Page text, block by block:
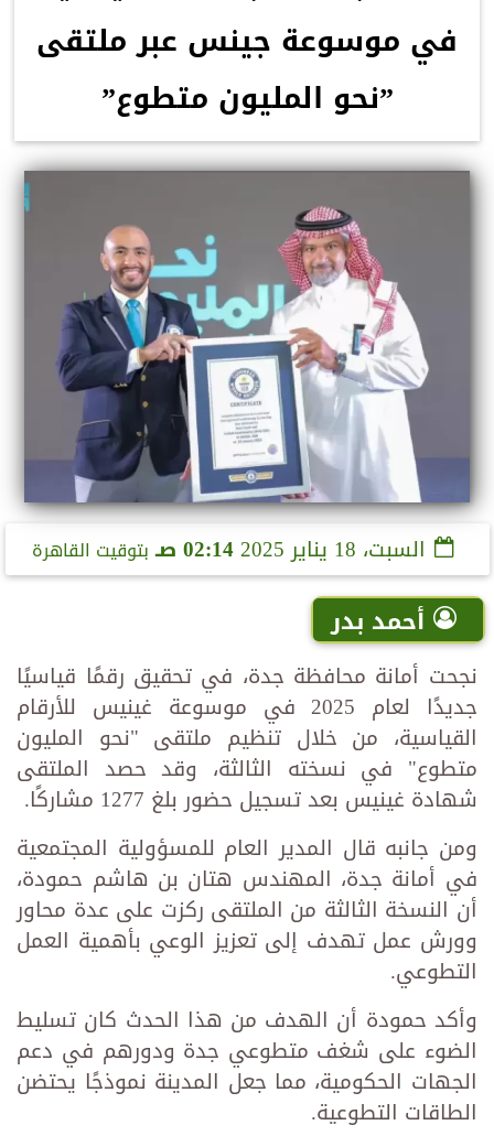
في موسوعة جينس عبر ملتقى
”نحو المليون متطوع”
السبت، 18 يناير 2025 02:14 صـ بتوقيت القاهرة
أحمد بدر
نجحت أمانة محافظة جدة، في تحقيق رقمًا قياسيًا
جديدًا لعام 2025 في موسوعة غينيس للأرقام
القياسية، من خلال تنظيم ملتقى "نحو المليون
متطوع" في نسخته الثالثة، وقد حصد الملتقى
شهادة غينيس بعد تسجيل حضور بلغ 1277 مشاركًا.
ومن جانبه قال المدير العام للمسؤولية المجتمعية
في أمانة جدة، المهندس هتان بن هاشم حمودة،
أن النسخة الثالثة من الملتقى ركزت على عدة محاور
وورش عمل تهدف إلى تعزيز الوعي بأهمية العمل
التطوعي.
وأكد حمودة أن الهدف من هذا الحدث كان تسليط
الضوء على شغف متطوعي جدة ودورهم في دعم
الجهات الحكومية، مما جعل المدينة نموذجًا يحتضن
الطاقات التطوعية.